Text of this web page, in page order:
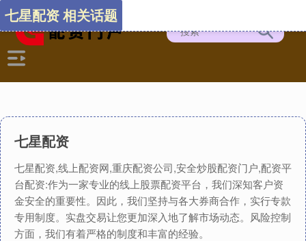
七星配资
七星配资,线上配资网,重庆配资公司,安全炒股配资门户,配资平
台配资:作为一家专业的线上股票配资平台，我们深知客户资
金安全的重要性。因此，我们坚持与各大券商合作，实行专款
专用制度。实盘交易让您更加深入地了解市场动态。风险控制
方面，我们有着严格的制度和丰富的经验。
七星配资 相关话题